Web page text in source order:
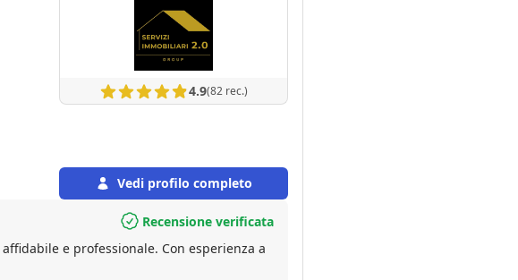
4.9(82 rec.)
Vedi profilo completo
Recensione verificata